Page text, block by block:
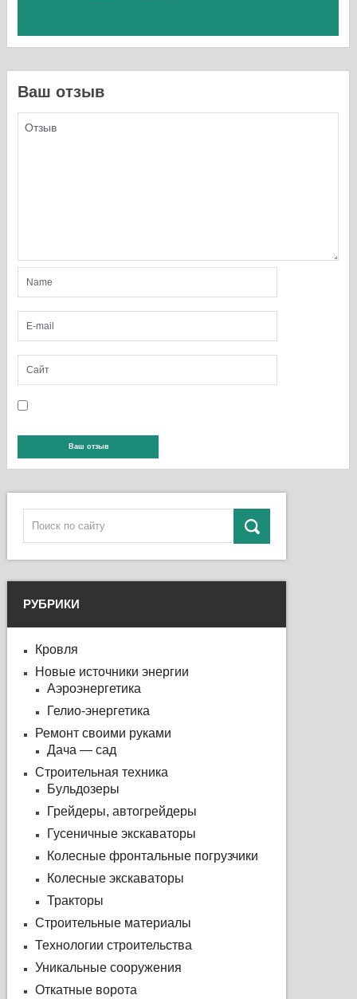
Ваш отзыв
РУБРИКИ
Кровля
Новые источники энергии
Аэроэнергетика
Гелио-энергетика
Ремонт своими руками
Дача — сад
Строительная техника
Бульдозеры
Грейдеры, автогрейдеры
Гусеничные экскаваторы
Колесные фронтальные погрузчики
Колесные экскаваторы
Тракторы
Строительные материалы
Технологии строительства
Уникальные сооружения
Откатные ворота